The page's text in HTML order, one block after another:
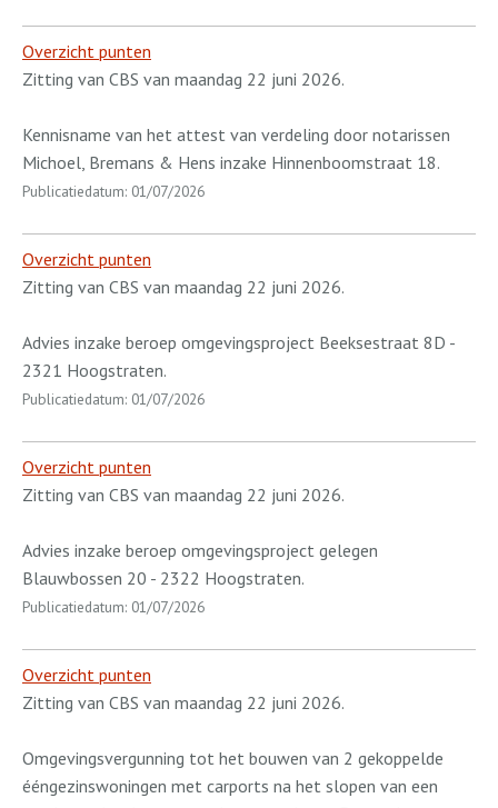
Overzicht punten
Zitting van CBS van maandag 22 juni 2026.
Kennisname van het attest van verdeling door notarissen
Michoel, Bremans & Hens inzake Hinnenboomstraat 18.
Publicatiedatum: 01/07/2026
Overzicht punten
Zitting van CBS van maandag 22 juni 2026.
Advies inzake beroep omgevingsproject Beeksestraat 8D -
2321 Hoogstraten.
Publicatiedatum: 01/07/2026
Overzicht punten
Zitting van CBS van maandag 22 juni 2026.
Advies inzake beroep omgevingsproject gelegen
Blauwbossen 20 - 2322 Hoogstraten.
Publicatiedatum: 01/07/2026
Overzicht punten
Zitting van CBS van maandag 22 juni 2026.
Omgevingsvergunning tot het bouwen van 2 gekoppelde
ééngezinswoningen met carports na het slopen van een